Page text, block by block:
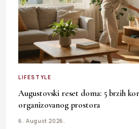
LIFESTYLE
Augustovski reset doma: 5 brzih
organizovanog prostora
6. August 2026.